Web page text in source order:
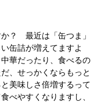
？ 最近は「缶つま」
缶詰が増えてますよ
華だったり、食べるの
、せっかくならもっと
美味しさ倍増するって
べやすくなりますし、